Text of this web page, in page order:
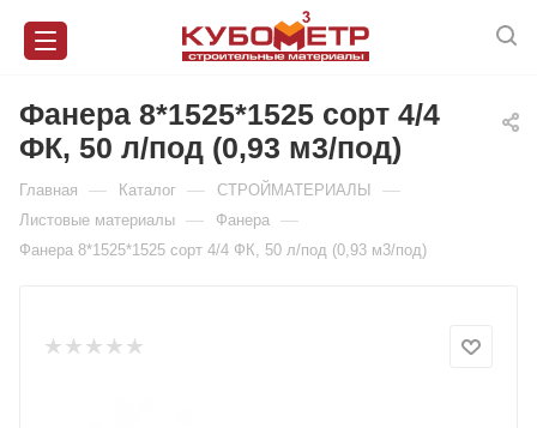
Фанера 8*1525*1525 сорт 4/4
ФК, 50 л/под (0,93 м3/под)
Главная — Каталог — СТРОЙМАТЕРИАЛЫ —
Листовые материалы — Фанера —
Фанера 8*1525*1525 сорт 4/4 ФК, 50 л/под (0,93 м3/под)